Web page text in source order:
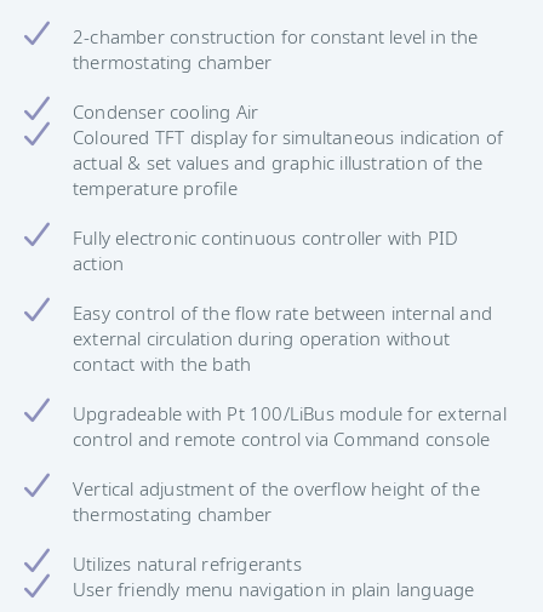
2-chamber construction for constant level in the
thermostating chamber
Condenser cooling Air
Coloured TFT display for simultaneous indication of
actual & set values and graphic illustration of the
temperature profile
Fully electronic continuous controller with PID
action
Easy control of the flow rate between internal and
external circulation during operation without
contact with the bath
Upgradeable with Pt 100/LiBus module for external
control and remote control via Command console
Vertical adjustment of the overflow height of the
thermostating chamber
Utilizes natural refrigerants
User friendly menu navigation in plain language